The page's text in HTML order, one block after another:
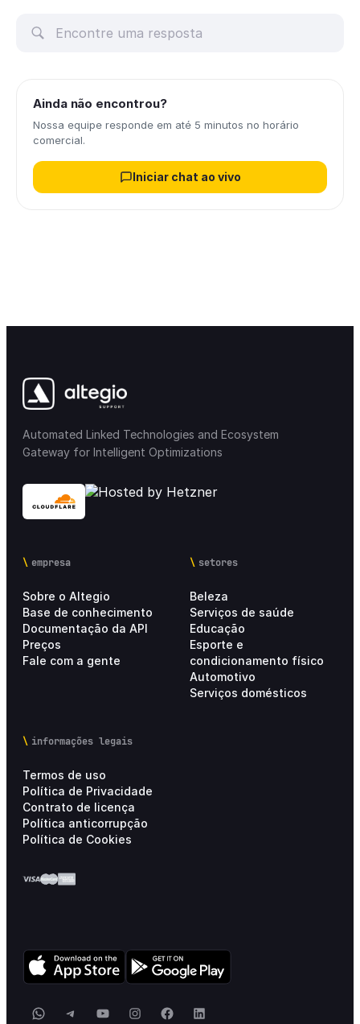
Ainda não encontrou?
Nossa equipe responde em até 5 minutos no horário
comercial.
Iniciar chat ao vivo
Automated Linked Technologies and Ecosystem
Gateway for Intelligent Optimizations
empresa
Sobre o Altegio
Base de conhecimento
Documentação da API
Preços
Fale com a gente
setores
Beleza
Serviços de saúde
Educação
Esporte e
condicionamento físico
Automotivo
Serviços domésticos
informações legais
Termos de uso
Política de Privacidade
Contrato de licença
Política anticorrupção
Política de Cookies
WhatsApp
TelegramYouTubeInstagram
FacebookLinkedIn